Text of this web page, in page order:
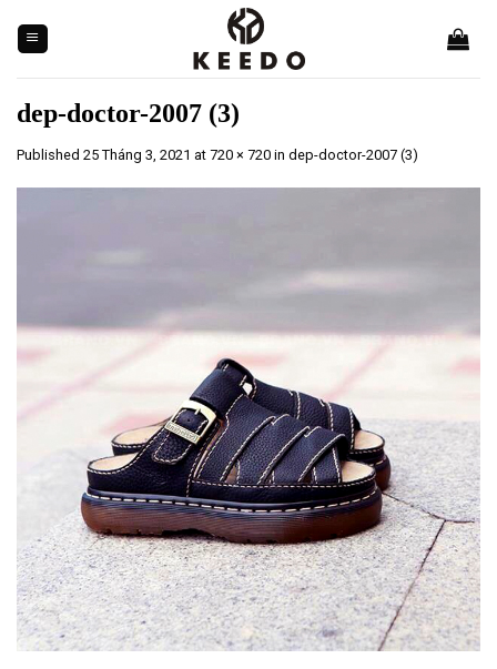
content
dep-doctor-2007 (3)
Published 25 Tháng 3, 2021 at 720 × 720 in dep-doctor-2007 (3)